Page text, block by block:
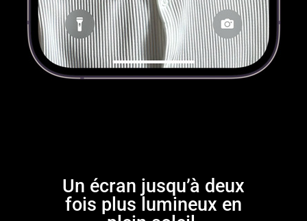
Un écran jusqu’à deux
fois plus lumineux en